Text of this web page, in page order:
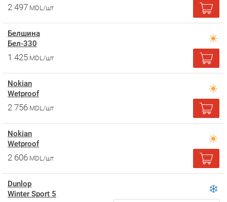
2 497 MDL/шт
Белшина
Бел-330
1 425 MDL/шт
Nokian
Wetproof
2 756 MDL/шт
Nokian
Wetproof
2 606 MDL/шт
Dunlop
Winter Sport 5